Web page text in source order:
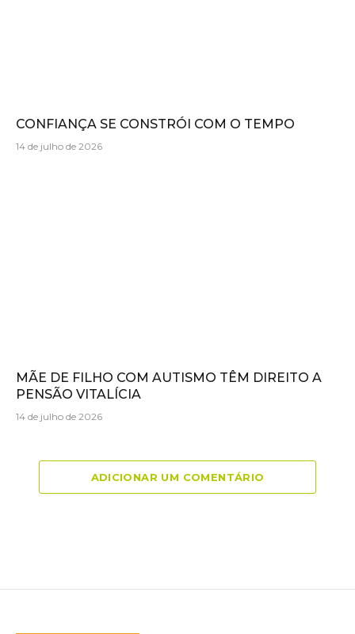
CONFIANÇA SE CONSTRÓI COM O TEMPO
14 de julho de 2026
MÃE DE FILHO COM AUTISMO TÊM DIREITO A
PENSÃO VITALÍCIA
14 de julho de 2026
ADICIONAR UM COMENTÁRIO